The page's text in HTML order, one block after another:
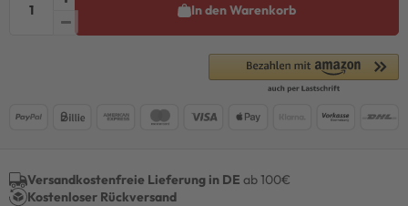
In den Warenkorb
Versandkostenfreie Lieferung in DE ab 100€
Kostenloser Rückversand